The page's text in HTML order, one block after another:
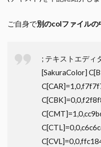
ご自身で別のcolファイルの
; テキストエディ
[SakuraColor]